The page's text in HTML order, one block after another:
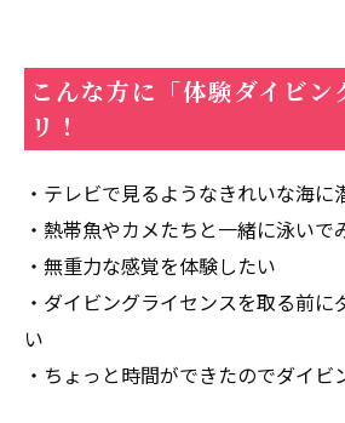
こんな方に「体験ダイビン
リ！
・テレビで見るようなきれいな海に
・熱帯魚やカメたちと一緒に泳いで
・無重力な感覚を体験したい
・ダイビングライセンスを取る前に
い
・ちょっと時間ができたのでダイビ